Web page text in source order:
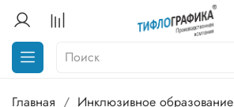
Главная
Инклюзивное образование